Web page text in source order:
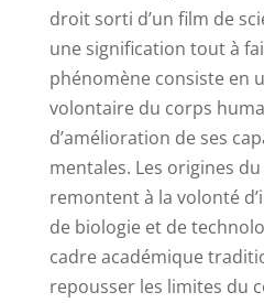
droit sorti d’un film de
une signification tout à
phénomène consiste en
volontaire du corps
d’amélioration de ses
mentales. Les origines
remontent à la volonté
de biologie et de
cadre académique
repousser les limites du